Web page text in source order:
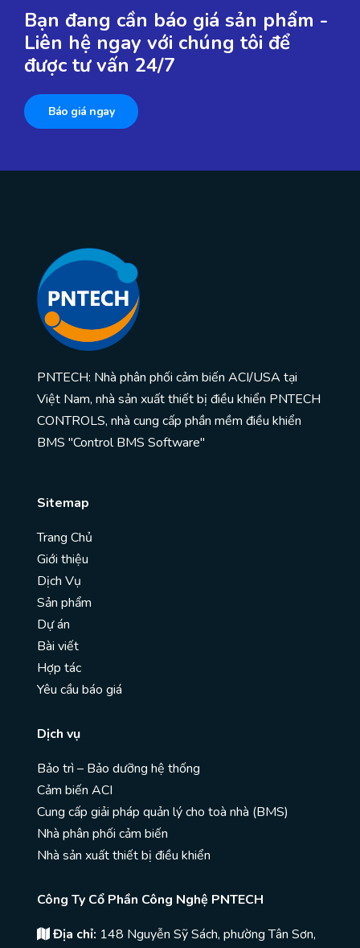
Bạn đang cần báo giá sản phẩm -
Liên hệ ngay với chúng tôi để
được tư vấn 24/7
Báo giá ngay
PNTECH: Nhà phân phối cảm biến ACI/USA tại
Việt Nam, nhà sản xuất thiết bị điều khiển PNTECH
CONTROLS, nhà cung cấp phần mềm điều khiển
BMS "Control BMS Software"
Sitemap
Trang Chủ
Giới thiệu
Dịch Vụ
Sản phẩm
Dự án
Bài viết
Hợp tác
Yêu cầu báo giá
Dịch vụ
Bảo trì – Bảo dưỡng hệ thống
Cảm biến ACI
Cung cấp giải pháp quản lý cho toà nhà (BMS)
Nhà phân phối cảm biến
Nhà sản xuất thiết bị điều khiển
Công Ty Cổ Phần Công Nghệ PNTECH
Địa chỉ: 148 Nguyễn Sỹ Sách, phường Tân Sơn,